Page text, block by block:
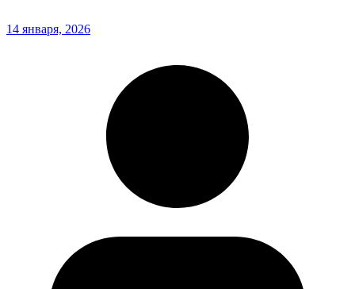
14 января, 2026